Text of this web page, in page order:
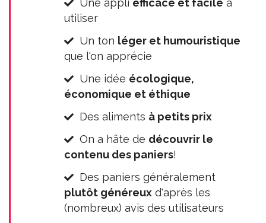
Une appli efficace et facile à
utiliser
Un ton léger et humouristique
que l'on apprécie
Une idée écologique,
économique et éthique
Des aliments à petits prix
On a hâte de découvrir le
contenu des paniers!
Des paniers généralement
plutôt généreux d'après les
(nombreux) avis des utilisateurs